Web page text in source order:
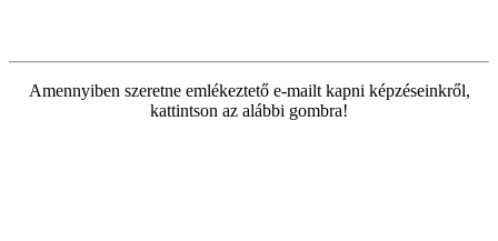
Amennyiben szeretne emlékeztető e-mailt kapni képzéseinkről,
kattintson az alábbi gombra!